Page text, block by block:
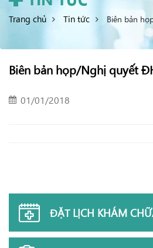
Trang chủ Tin tức Biên bản
Biên bản họp/Nghị quyết
01/01/2018
ĐẶT LỊCH KHÁM